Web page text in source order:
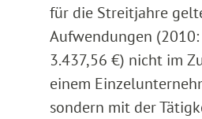
für die Streitjahre
Aufwendungen
3.437,56 €) nicht im
einem
sondern mit der